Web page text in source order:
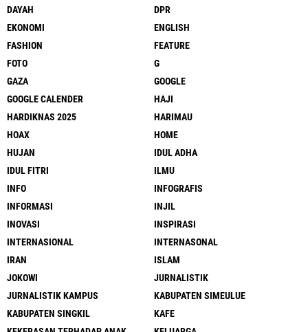
DAYAH
DPR
EKONOMI
ENGLISH
FASHION
FEATURE
FOTO
G
GAZA
GOOGLE
GOOGLE CALENDER
HAJI
HARDIKNAS 2025
HARIMAU
HOAX
HOME
HUJAN
IDUL ADHA
IDUL FITRI
ILMU
INFO
INFOGRAFIS
INFORMASI
INJIL
INOVASI
INSPIRASI
INTERNASIONAL
INTERNASONAL
IRAN
ISLAM
JOKOWI
JURNALISTIK
JURNALISTIK KAMPUS
KABUPATEN SIMEULUE
KABUPATEN SINGKIL
KAFE